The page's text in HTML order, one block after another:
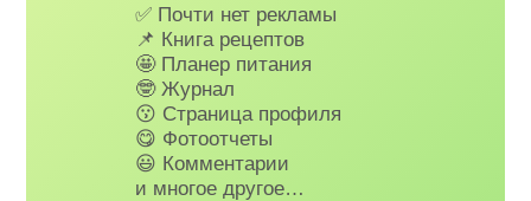
✅ Почти нет рекламы
📌 Книга рецептов
🤩 Планер питания
🤓 Журнал
😗 Страница профиля
😋 Фотоотчеты
😃 Комментарии
и многое другое…